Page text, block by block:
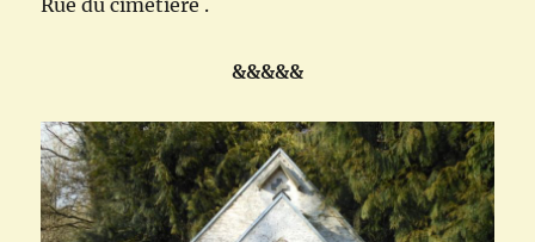
Rue du cimetière .
&&&&&